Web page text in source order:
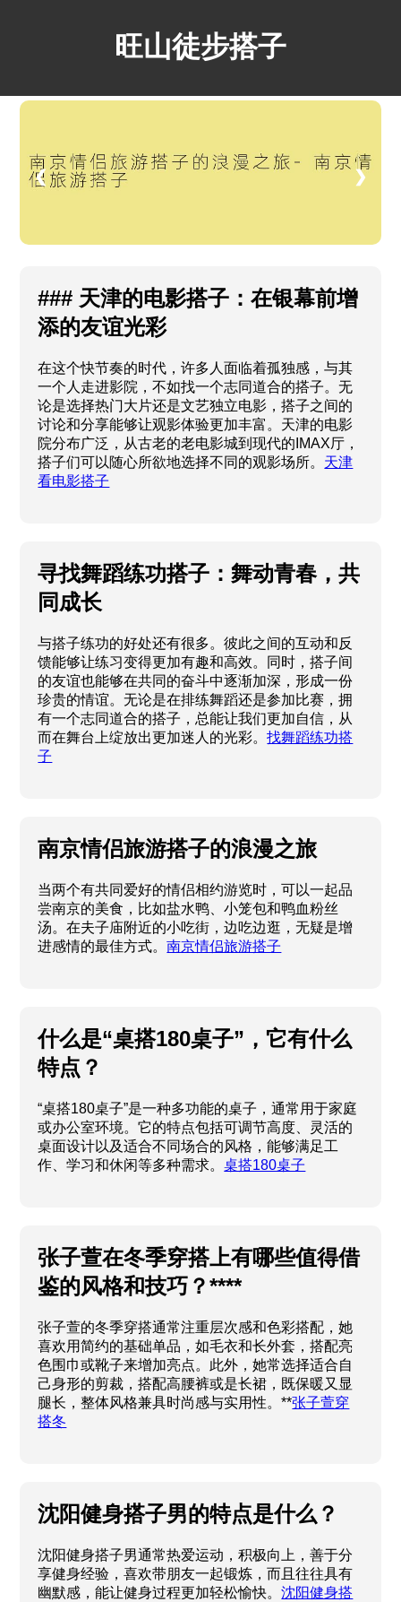
旺山徒步搭子
❮ ❯
### 天津的电影搭子：在银幕前增
添的友谊光彩
在这个快节奏的时代，许多人面临着孤独感，与其
一个人走进影院，不如找一个志同道合的搭子。无
论是选择热门大片还是文艺独立电影，搭子之间的
讨论和分享能够让观影体验更加丰富。天津的电影
院分布广泛，从古老的老电影城到现代的IMAX厅，
搭子们可以随心所欲地选择不同的观影场所。 天津
看电影搭子
寻找舞蹈练功搭子：舞动青春，共
同成长
与搭子练功的好处还有很多。彼此之间的互动和反
馈能够让练习变得更加有趣和高效。同时，搭子间
的友谊也能够在共同的奋斗中逐渐加深，形成一份
珍贵的情谊。无论是在排练舞蹈还是参加比赛，拥
有一个志同道合的搭子，总能让我们更加自信，从
而在舞台上绽放出更加迷人的光彩。找舞蹈练功搭
子
南京情侣旅游搭子的浪漫之旅
当两个有共同爱好的情侣相约游览时，可以一起品
尝南京的美食，比如盐水鸭、小笼包和鸭血粉丝
汤。在夫子庙附近的小吃街，边吃边逛，无疑是增
进感情的最佳方式。南京情侣旅游搭子
什么是“桌搭180桌子”，它有什么
特点？
“桌搭180桌子”是一种多功能的桌子，通常用于家庭
或办公室环境。它的特点包括可调节高度、灵活的
桌面设计以及适合不同场合的风格，能够满足工
作、学习和休闲等多种需求。桌搭180桌子
张子萱在冬季穿搭上有哪些值得借
鉴的风格和技巧？****
张子萱的冬季穿搭通常注重层次感和色彩搭配，她
喜欢用简约的基础单品，如毛衣和长外套，搭配亮
色围巾或靴子来增加亮点。此外，她常选择适合自
己身形的剪裁，搭配高腰裤或是长裙，既保暖又显
腿长，整体风格兼具时尚感与实用性。**张子萱穿
搭冬
沈阳健身搭子男的特点是什么？
沈阳健身搭子男通常热爱运动，积极向上，善于分
享健身经验，喜欢带朋友一起锻炼，而且往往具有
幽默感，能让健身过程更加轻松愉快。沈阳健身搭